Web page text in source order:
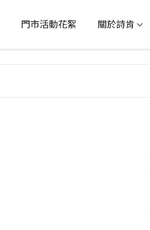
門市活動花絮 關於詩肯